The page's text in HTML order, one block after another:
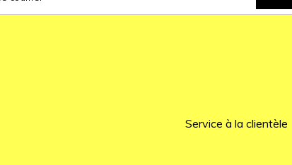
Service à la clientèle